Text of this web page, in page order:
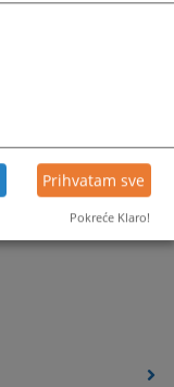
Prihvatam sve
Pokreće Klaro!